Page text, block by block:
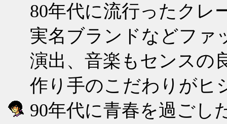
80年代に流行ったクレ
実名ブランドなどファ
演出、音楽もセンスの
作り手のこだわりがヒ
90年代に青春を過ごし